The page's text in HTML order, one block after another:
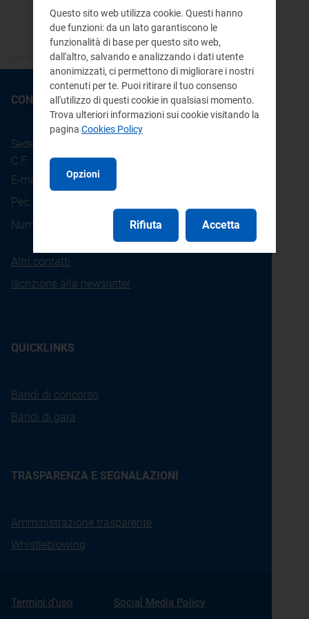
CONTATTI
Sede legale: Piazza Cavour 5 - 20121 - Milano
C.F.: 97190020152
E-mail:
info@arera.it
Pec:
Numero verde consumatori:800.166.654
Altri contatti
Iscrizione alla newsletter
QUICKLINKS
Bandi di concorso
Bandi di gara
TRASPARENZA E SEGNALAZIONI
Amministrazione trasparente
Whistleblowing
Termini d'uso Social Media Policy
Questo sito web utilizza cookie. Questi hanno
due funzioni: da un lato garantiscono le
funzionalità di base per questo sito web,
dall'altro, salvando e analizzando i dati utente
anonimizzati, ci permettono di migliorare i nostri
contenuti per te. Puoi ritirare il tuo consenso
all'utilizzo di questi cookie in qualsiasi momento.
Trova ulteriori informazioni sui cookie visitando la
pagina Cookies Policy
Opzioni
Rifiuta Accetta